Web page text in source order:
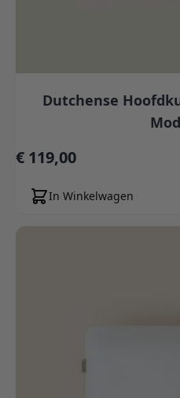
Dutchense
€ 119,00
In Winkelwagen